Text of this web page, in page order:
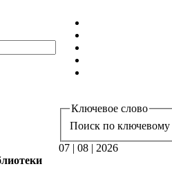
Ключевое слово
Поиск по ключевому
07 | 08 | 2026